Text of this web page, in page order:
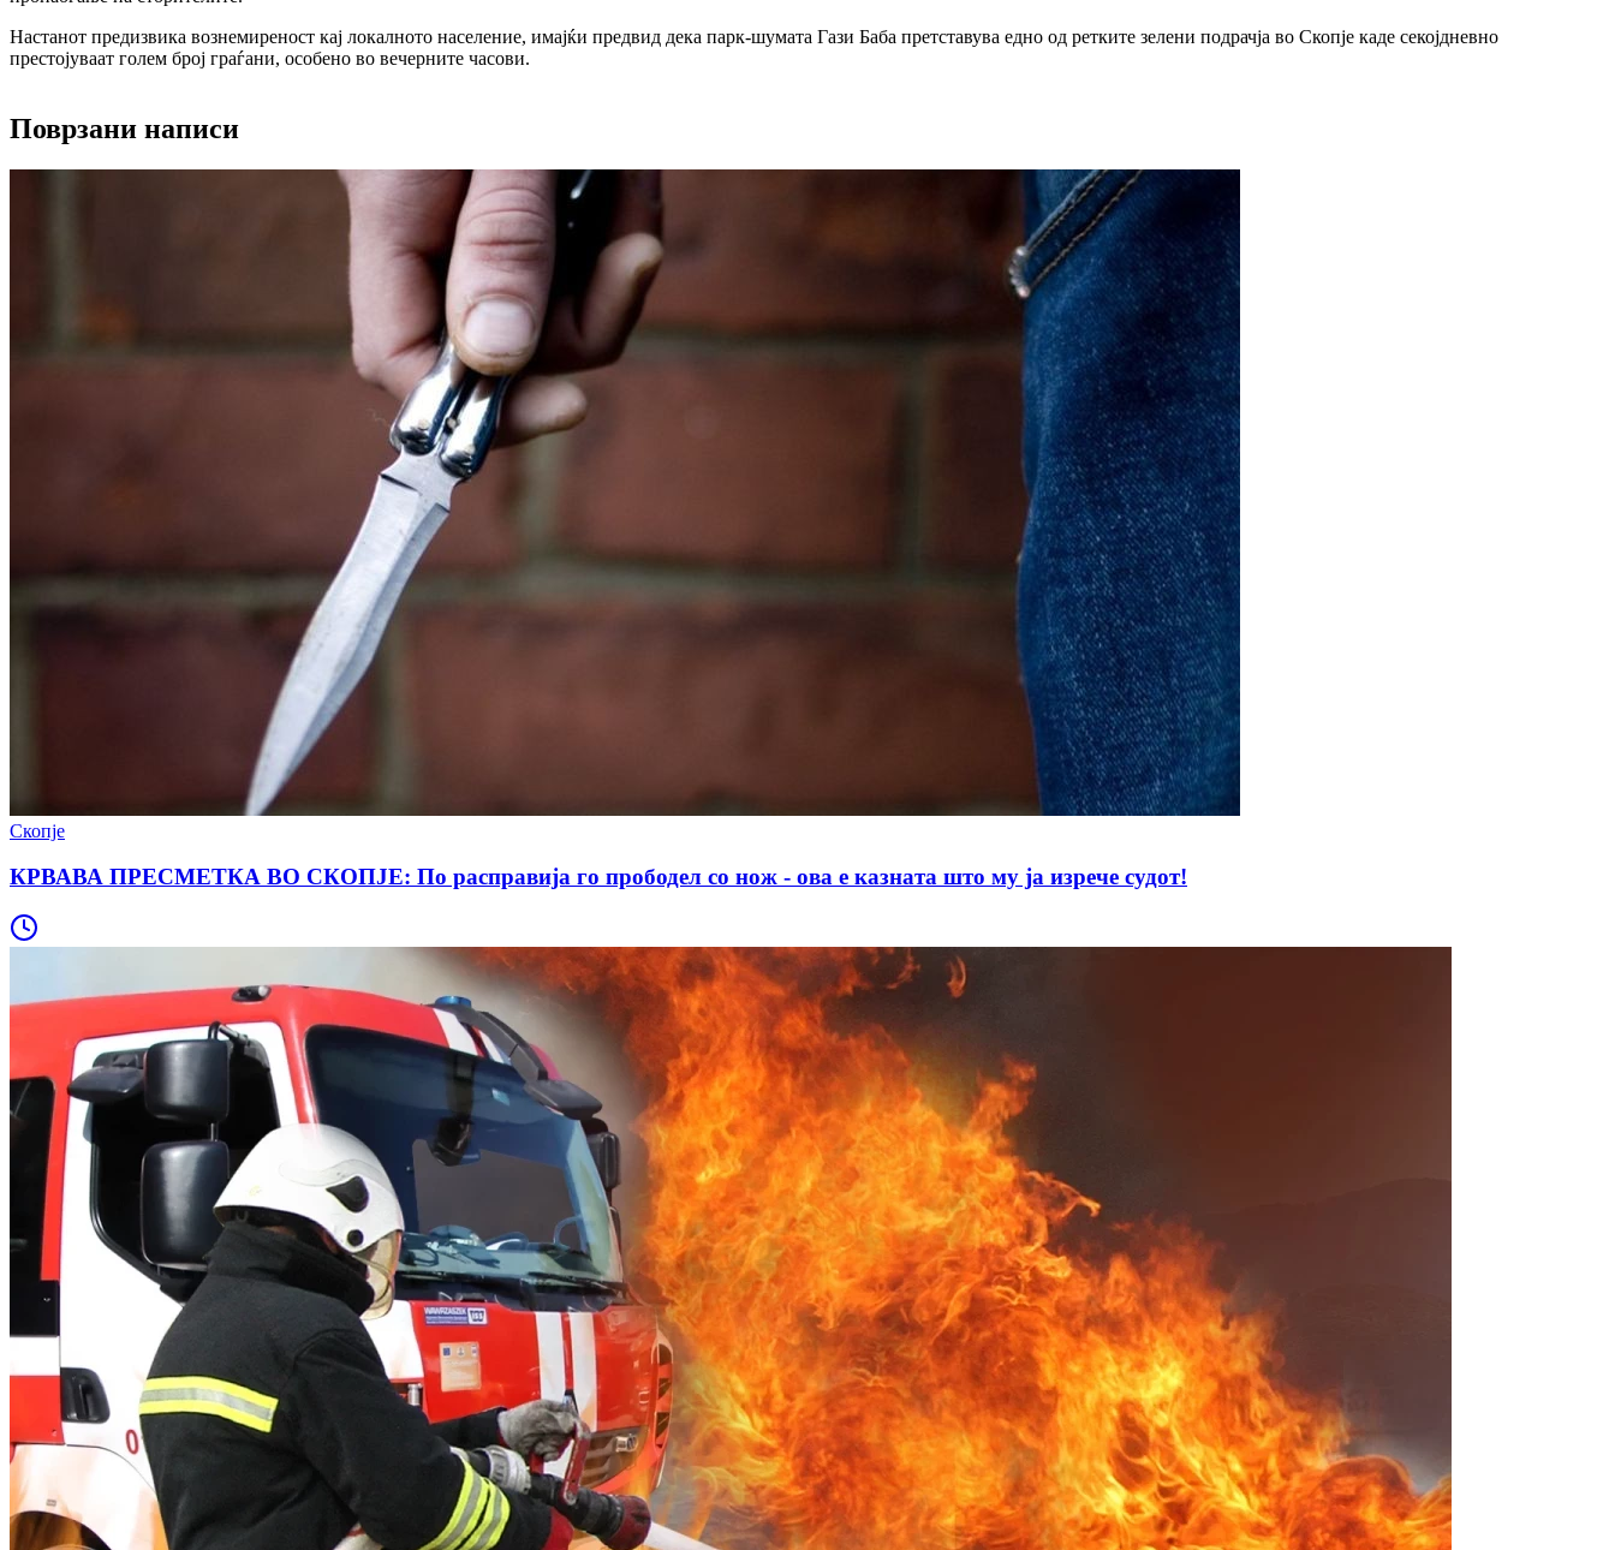
Настанот предизвика вознемиреност кај локалното население, имајќи предвид дека парк-шумата Гази Баба претставува едно од ретките зелени подрачја во Скопје каде секојдневно
престојуваат голем број граѓани, особено во вечерните часови.
Поврзани написи
Скопје
КРВАВА ПРЕСМЕТКА ВО СКОПЈЕ: По расправија го прободел со нож - ова е казната што му ја изрече судот!